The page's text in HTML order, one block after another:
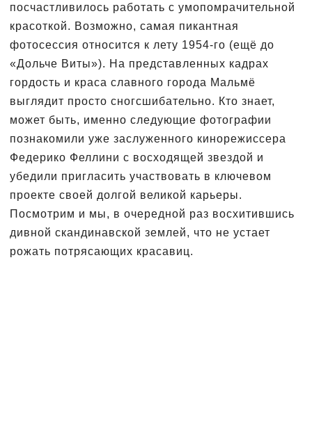
посчастливилось работать с умопомрачительной
красоткой. Возможно, самая пикантная
фотосессия относится к лету 1954-го (ещё до
«Дольче Виты»). На представленных кадрах
гордость и краса славного города Мальмё
выглядит просто сногсшибательно. Кто знает,
может быть, именно следующие фотографии
познакомили уже заслуженного кинорежиссера
Федерико Феллини с восходящей звездой и
убедили пригласить участвовать в ключевом
проекте своей долгой великой карьеры.
Посмотрим и мы, в очередной раз восхитившись
дивной скандинавской землей, что не устает
рожать потрясающих красавиц.